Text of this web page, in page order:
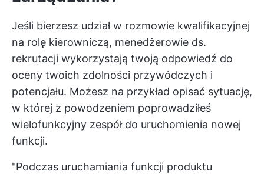
Jeśli bierzesz udział w rozmowie kwalifikacyjnej
na rolę kierowniczą, menedżerowie ds.
rekrutacji wykorzystają twoją odpowiedź do
oceny twoich zdolności przywódczych i
potencjału. Możesz na przykład opisać sytuację,
w której z powodzeniem poprowadziłeś
wielofunkcyjny zespół do uruchomienia nowej
funkcji.
"Podczas uruchamiania funkcji produktu